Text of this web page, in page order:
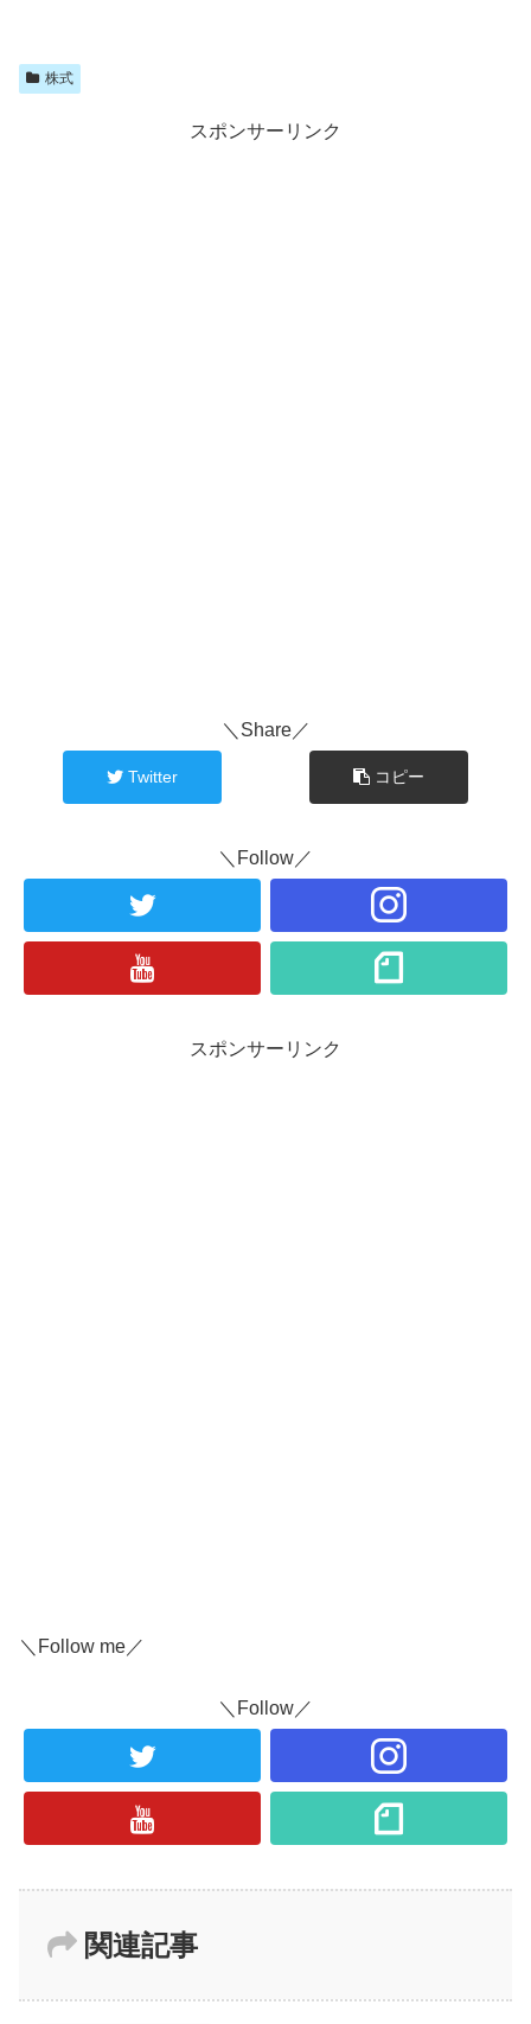
株式
スポンサーリンク
＼Share／
Twitter コピー
＼Follow／
スポンサーリンク
＼Follow me／
＼Follow／
関連記事